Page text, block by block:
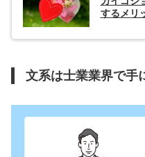
するメリ
文系は士業業界で手